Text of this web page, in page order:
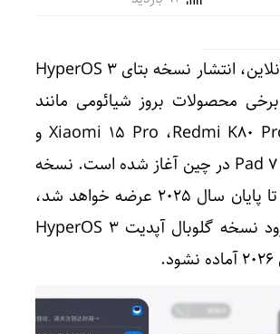
به گزارش خبرآنلاین، انتشار نسخه بتای HyperOS 3
برخی محصولات بروز شیائومی مانند
Xiaomi 15 Pro ،Redmi K80 Pro ،POCO F7 و
تبلت‌های Pad 7 Pro در چین آغاز شده است. نسخه
پایدار در چین تا پایان سال ۲۰۲۵ عرضه خواهد شد،
اما انتظار می‌رود نسخه گلوبال آپدیت HyperOS 3